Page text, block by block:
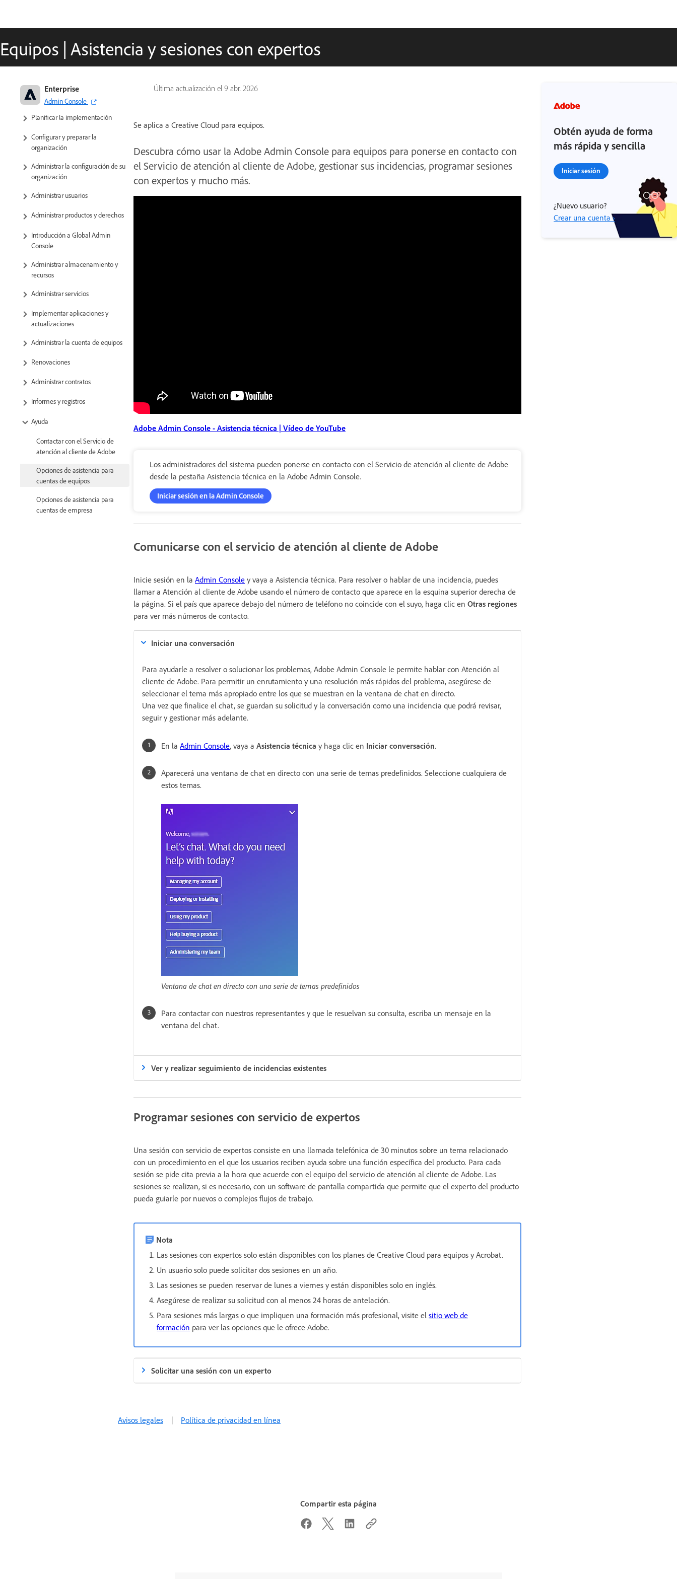
Equipos | Asistencia y sesiones con expertos
Última actualización el 9 abr. 2026
Enterprise
Admin Console
Adobe para empresas y equipos:
Guía de administración
Planificar la implementación
Configurar y preparar la
organización
Administrar la configuración de su
organización
Administrar usuarios
Administrar productos y derechos
Introducción a Global Admin
Console
Administrar almacenamiento y
recursos
Administrar servicios
Implementar aplicaciones y
actualizaciones
Administrar la cuenta de equipos
Renovaciones
Administrar contratos
Informes y registros
Ayuda
Contactar con el Servicio de
atención al cliente de Adobe
Opciones de asistencia para
cuentas de equipos
Opciones de asistencia para
cuentas de empresa
Se aplica a Creative Cloud para equipos.
Descubra cómo usar la Adobe Admin Console para equipos para ponerse en contacto con
el Servicio de atención al cliente de Adobe, gestionar sus incidencias, programar sesiones
con expertos y mucho más.
Adobe Admin Console - Asistencia técnica | Vídeo de YouTube
Los administradores del sistema pueden ponerse en contacto con el Servicio de atención al cliente de Adobe
desde la pestaña Asistencia técnica en la Adobe Admin Console.
Iniciar sesión en la Admin Console
Comunicarse con el servicio de atención al cliente de Adobe
Inicie sesión en la Admin Console y vaya a Asistencia técnica. Para resolver o hablar de una incidencia, puedes
llamar a Atención al cliente de Adobe usando el número de contacto que aparece en la esquina superior derecha de
la página. Si el país que aparece debajo del número de teléfono no coincide con el suyo, haga clic en Otras regiones
para ver más números de contacto.
Iniciar una conversación
Para ayudarle a resolver o solucionar los problemas, Adobe Admin Console le permite hablar con Atención al
cliente de Adobe. Para permitir un enrutamiento y una resolución más rápidos del problema, asegúrese de
seleccionar el tema más apropiado entre los que se muestran en la ventana de chat en directo.
Una vez que finalice el chat, se guardan su solicitud y la conversación como una incidencia que podrá revisar,
seguir y gestionar más adelante.
En la Admin Console, vaya a Asistencia técnica y haga clic en Iniciar conversación.
Aparecerá una ventana de chat en directo con una serie de temas predefinidos. Seleccione cualquiera de
estos temas.
Ventana de chat en directo con una serie de temas predefinidos
Para contactar con nuestros representantes y que le resuelvan su consulta, escriba un mensaje en la
ventana del chat.
Ver y realizar seguimiento de incidencias existentes
Programar sesiones con servicio de expertos
Una sesión con servicio de expertos consiste en una llamada telefónica de 30 minutos sobre un tema relacionado
con un procedimiento en el que los usuarios reciben ayuda sobre una función específica del producto. Para cada
sesión se pide cita previa a la hora que acuerde con el equipo del servicio de atención al cliente de Adobe. Las
sesiones se realizan, si es necesario, con un software de pantalla compartida que permite que el experto del producto
pueda guiarle por nuevos o complejos flujos de trabajo.
Nota
Las sesiones con expertos solo están disponibles con los planes de Creative Cloud para equipos y Acrobat.
Un usuario solo puede solicitar dos sesiones en un año.
Las sesiones se pueden reservar de lunes a viernes y están disponibles solo en inglés.
Asegúrese de realizar su solicitud con al menos 24 horas de antelación.
Para sesiones más largas o que impliquen una formación más profesional, visite el sitio web de
formación para ver las opciones que le ofrece Adobe.
Solicitar una sesión con un experto
Obtén ayuda de forma
más rápida y sencilla
Iniciar sesión
¿Nuevo usuario?
Crear una cuenta ›
Avisos legales | Política de privacidad en línea
Compartir esta página